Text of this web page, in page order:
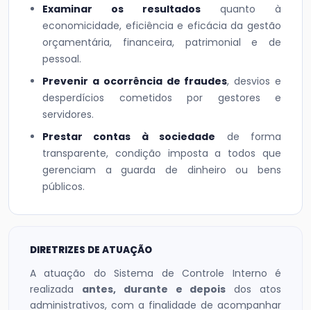
Examinar os resultados quanto à
economicidade, eficiência e eficácia da gestão
orçamentária, financeira, patrimonial e de
pessoal.
Prevenir a ocorrência de fraudes, desvios e
desperdícios cometidos por gestores e
servidores.
Prestar contas à sociedade de forma
transparente, condição imposta a todos que
gerenciam a guarda de dinheiro ou bens
públicos.
DIRETRIZES DE ATUAÇÃO
A atuação do Sistema de Controle Interno é
realizada antes, durante e depois dos atos
administrativos, com a finalidade de acompanhar